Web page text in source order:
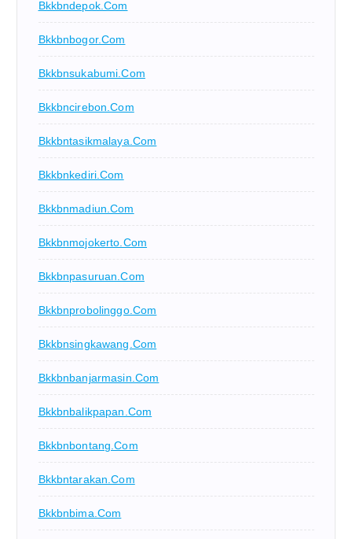
Bkkbndepok.com
Bkkbnbogor.com
Bkkbnsukabumi.com
Bkkbncirebon.com
Bkkbntasikmalaya.com
Bkkbnkediri.com
Bkkbnmadiun.com
Bkkbnmojokerto.com
Bkkbnpasuruan.com
Bkkbnprobolinggo.com
Bkkbnsingkawang.com
Bkkbnbanjarmasin.com
Bkkbnbalikpapan.com
Bkkbnbontang.com
Bkkbntarakan.com
Bkkbnbima.com